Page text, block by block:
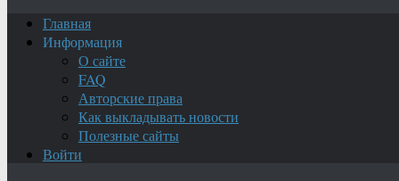
Главная
Информация
О сайте
FAQ
Авторские права
Как выкладывать новости
Полезные сайты
Войти